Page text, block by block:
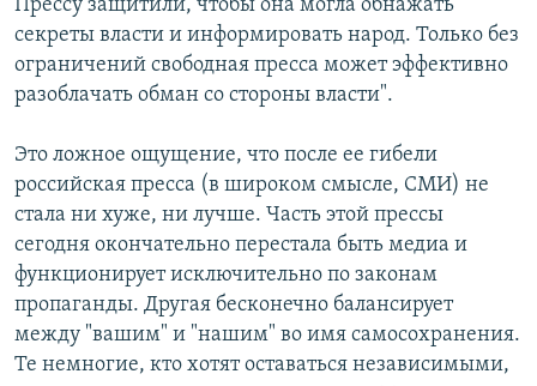
Прессу защитили, чтобы она могла обнажать
секреты власти и информировать народ. Только без
ограничений свободная пресса может эффективно
разоблачать обман со стороны власти".
Это ложное ощущение, что после ее гибели
российская пресса (в широком смысле, СМИ) не
стала ни хуже, ни лучше. Часть этой прессы
сегодня окончательно перестала быть медиа и
функционирует исключительно по законам
пропаганды. Другая бесконечно балансирует
между "вашим" и "нашим" во имя самосохранения.
Те немногие, кто хотят оставаться независимыми,